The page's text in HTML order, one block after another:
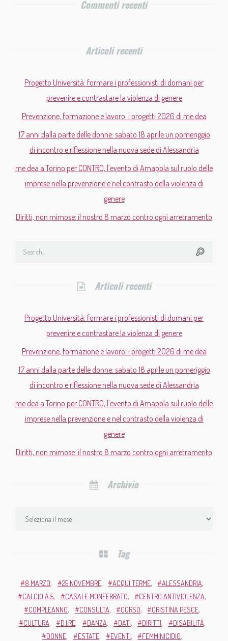
Commenti recenti
Articoli recenti
Progetto Università: formare i professionisti di domani per
prevenire e contrastare la violenza di genere
Prevenzione, formazione e lavoro: i progetti 2026 di me.dea
17 anni dalla parte delle donne: sabato 18 aprile un pomeriggio
di incontro e riflessione nella nuova sede di Alessandria
me.dea a Torino per CONTRO, l’evento di Amapola sul ruolo delle
imprese nella prevenzione e nel contrasto della violenza di
genere
Diritti, non mimose: il nostro 8 marzo contro ogni arretramento
Articoli recenti
Progetto Università: formare i professionisti di domani per
prevenire e contrastare la violenza di genere
Prevenzione, formazione e lavoro: i progetti 2026 di me.dea
17 anni dalla parte delle donne: sabato 18 aprile un pomeriggio
di incontro e riflessione nella nuova sede di Alessandria
me.dea a Torino per CONTRO, l’evento di Amapola sul ruolo delle
imprese nella prevenzione e nel contrasto della violenza di
genere
Diritti, non mimose: il nostro 8 marzo contro ogni arretramento
Archivio
Tag
8 MARZO 25 NOVEMBRE ACQUI TERME
ALESSANDRIA
CALCIO A 5
CASALE MONFERRATO
CENTRO ANTIVIOLENZA
COMPLEANNO
CONSULTA CORSO
CRISTINA PESCE
CULTURA
D.I.RE DANZA DATI DIRITTI
DISABILITÀ
DONNE
ESTATE EVENTI FEMMINICIDIO